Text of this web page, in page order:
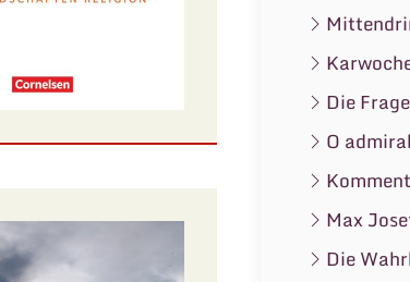
Die
O
Max
Die